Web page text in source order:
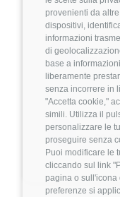
provenienti da
dispositivi,
informazioni
di
base a
liberamente
senza incorrere in
"Accetta cookie,"
simili. Utilizza il
personalizzare le
proseguire senza
Puoi modificare le
cliccando sul link
pagina o sull'icona
preferenze si
Entrerai come
assumendo la
tecnica
Avrai un
Architetture
Stack
Qualità del
Processi di
Crescita delle
🖥️
Modalità
Ibrido
💰 Da